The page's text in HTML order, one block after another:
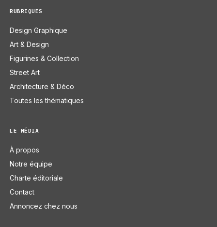
RUBRIQUES
Design Graphique
Art & Design
Figurines & Collection
Street Art
Architecture & Déco
Toutes les thématiques
LE MÉDIA
À propos
Notre équipe
Charte éditoriale
Contact
Annoncez chez nous